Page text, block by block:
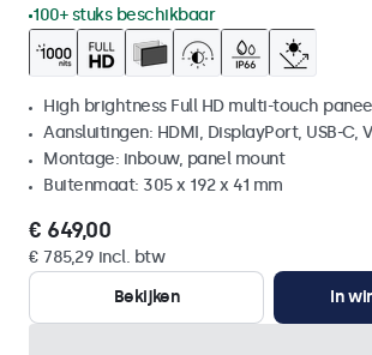
100+ stuks beschikbaar
High brightness Full HD multi-touch
Aansluitingen: HDMI, DisplayPort, USB-C,
Montage: inbouw, panel mount
Buitenmaat: 305 x 192 x 41 mm
€ 649,00
€ 785,29 incl. btw
Bekijken
In